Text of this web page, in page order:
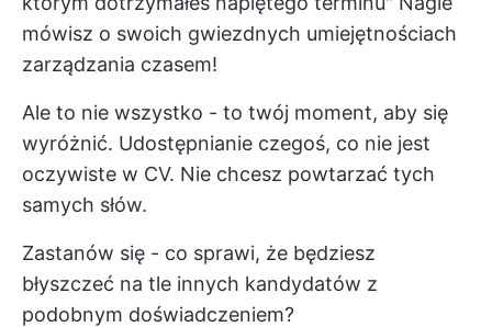
mówisz o swoich gwiezdnych umiejętnościach
zarządzania czasem!
Ale to nie wszystko - to twój moment, aby się
wyróżnić. Udostępnianie czegoś, co nie jest
oczywiste w CV. Nie chcesz powtarzać tych
samych słów.
Zastanów się - co sprawi, że będziesz
błyszczeć na tle innych kandydatów z
podobnym doświadczeniem?